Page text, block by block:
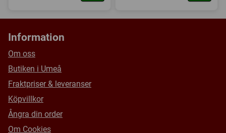
Information
Om oss
Butiken i Umeå
Fraktpriser & leveranser
Köpvillkor
Ångra din order
Om Cookies